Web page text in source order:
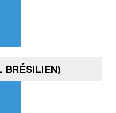
BRÉSILIEN)